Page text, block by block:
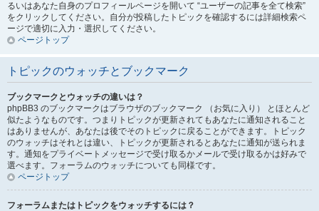
るいはあなた自身のプロフィールページを開いて “ユーザーの記事を全て検索”
をクリックしてください。自分が投稿したトピックを確認するには詳細検索ペ
ージで適切に入力・選択してください。
ページトップ
トピックのウォッチとブックマーク
ブックマークとウォッチの違いは？
phpBB3 のブックマークはブラウザのブックマーク （お気に入り） とほとんど
似たようなものです。つまりトピックが更新されてもあなたに通知されること
はありませんが、あなたは後でそのトピックに戻ることができます。トピック
のウォッチはそれとは違い、トピックが更新されるとあなたに通知が送られま
す。通知をプライベートメッセージで受け取るかメールで受け取るかは好みで
選べます。フォーラムのウォッチについても同様です。
ページトップ
フォーラムまたはトピックをウォッチするには？